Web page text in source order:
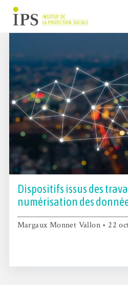
Dispositifs issus des
numérisation des
Margaux Monnet Vallon • 22